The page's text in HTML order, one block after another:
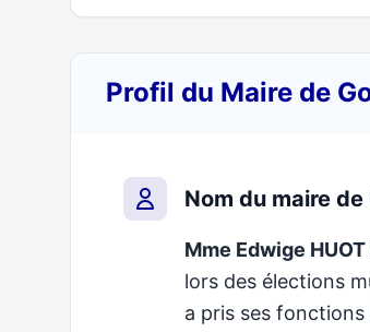
Profil du Maire de
Nom du maire
Mme Edwige
lors des élections
a pris ses fonctions